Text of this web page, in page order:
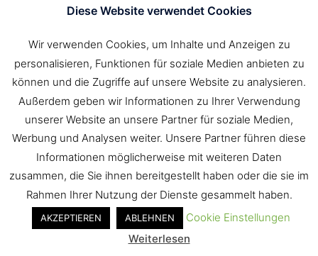
Impressum
Suchen
nach:
© 2026 Freiwillige Feuerwehr Tauberbischofsheim.
Diese Website verwendet Cookies
Wir verwenden Cookies, um Inhalte und Anzeigen zu
personalisieren, Funktionen für soziale Medien anbieten zu
können und die Zugriffe auf unsere Website zu analysieren.
Außerdem geben wir Informationen zu Ihrer Verwendung
unserer Website an unsere Partner für soziale Medien,
Werbung und Analysen weiter. Unsere Partner führen diese
Informationen möglicherweise mit weiteren Daten
zusammen, die Sie ihnen bereitgestellt haben oder die sie im
Rahmen Ihrer Nutzung der Dienste gesammelt haben.
AKZEPTIEREN ABLEHNEN
Cookie Einstellungen
Weiterlesen